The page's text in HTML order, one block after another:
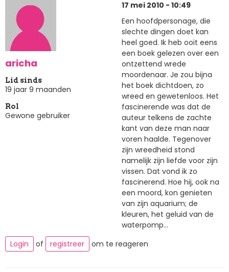
aricha
Lid sinds
19 jaar 9 maanden
Rol
Gewone gebruiker
17 mei 2010 - 10:49
Een hoofdpersonage, die
slechte dingen doet kan
heel goed. Ik heb ooit eens
een boek gelezen over een
ontzettend wrede
moordenaar. Je zou bijna
het boek dichtdoen, zo
wreed en gewetenloos. Het
fascinerende was dat de
auteur telkens de zachte
kant van deze man naar
voren haalde. Tegenover
zijn wreedheid stond
namelijk zijn liefde voor zijn
vissen. Dat vond ik zo
fascinerend. Hoe hij, ook na
een moord, kon genieten
van zijn aquarium; de
kleuren, het geluid van de
waterpomp...
Login
of registreer om te reageren